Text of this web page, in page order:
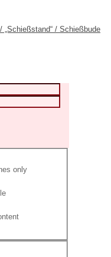
„Schießstand“ / Schießbude
only